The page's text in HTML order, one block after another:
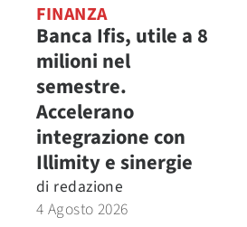
FINANZA
Banca Ifis, utile a 8
milioni nel
semestre.
Accelerano
integrazione con
Illimity e sinergie
di redazione
4 Agosto 2026